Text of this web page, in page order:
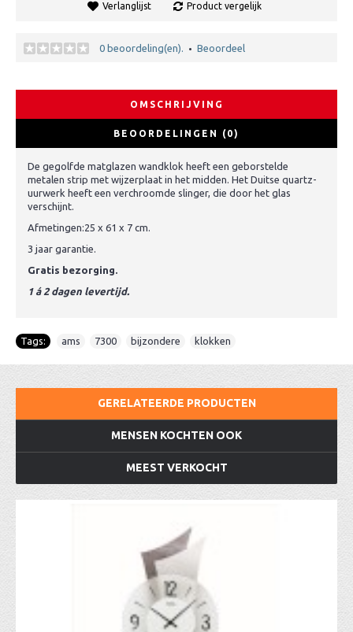
Verlanglijst Product vergelijk
0 beoordeling(en). • Beoordeel
OMSCHRIJVING
BEOORDELINGEN (0)
De gegolfde matglazen wandklok heeft een geborstelde
metalen strip met wijzerplaat in het midden. Het Duitse quartz-
uurwerk heeft een verchroomde slinger, die door het glas
verschijnt.
Afmetingen:25 x 61 x 7 cm.
3 jaar garantie.
Gratis bezorging.
1 á 2 dagen levertijd.
Tags: ams 7300 bijzondere klokken
GERELATEERDE PRODUCTEN
MENSEN KOCHTEN OOK
MEEST VERKOCHT